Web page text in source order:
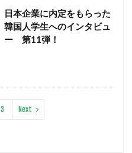
日本企業に内定をもらった
韓国人学生へのインタビュ
ー 第11弾！
3 Next